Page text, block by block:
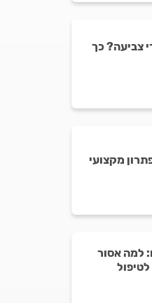
צביעה? כך
מקצועי
למה אסור